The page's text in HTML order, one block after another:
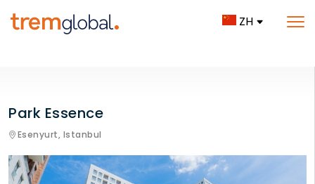
ZH
Park Essence
Esenyurt, Istanbul